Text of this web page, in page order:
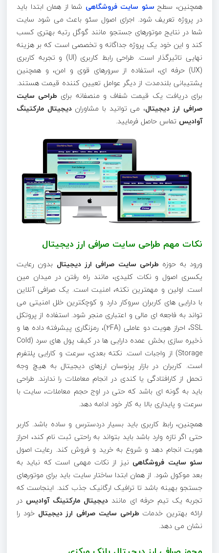
همچنین، سطح سئو سایت فروشگاهی شما از همان ابتدا باید
در پروژه تعریف شود. اجرای اصول سئو باعث می شود سایت
شما در نتایج موتورهای جستجو مانند گوگل رتبه بهتری کسب
کند و این خود یک پروژه جداگانه و تخصصی است که بر هزینه
نهایی تاثیرگذار است. طراحی رابط کاربری (UI) و تجربه کاربری
(UX) حرفه ای، استفاده از سرورهای قوی و امن، و همچنین
پشتیبانی بلندمدت از دیگر عوامل تعیین کننده قیمت هستند.
برای دریافت یک قیمت شفاف و منصفانه برای طراحی سایت
صرافی ارز دیجیتال، می توانید با مشاوراندیجیتال مارکتینگ
آوادیس تماس حاصل فرمایید.
نکات مهم طراحی سایت صرافی ارز دیجیتال
ورود به حوزه طراحی سایت صرافی ارز دیجیتال بدون رعایت
یکسری اصول و نکات کلیدی، مانند راه رفتن در میدان مین
است. اولین و مهمترین نکته، امنیت است. یک صرافی آنلاین
با دارایی های کاربران سروکار دارد و کوچکترین خلل امنیتی می
تواند به فاجعه ای مالی و اعتباری منجر شود. استفاده از پروتکل
SSL، احراز هویت دو عاملی (2FA)، رمزنگاری پیشرفته داده ها و
ذخیره سازی بخش عمده دارایی ها در کیف پول های سرد (Cold
Storage) از واجبات است. نکته بعدی، سرعت و کارایی پلتفرم
است. کاربران در بازار پرنوسان ارزهای دیجیتال به هیچ وجه
تحمل از کارافتادگی یا کندی در انجام معاملات را ندارند. طراحی
باید به گونه ای باشد که حتی در اوج حجم معاملات، سایت با
سرعت و پایداری بالا به کار خود ادامه دهد.
همچنین، رابط کاربری باید بسیار دردسترس و ساده باشد. کاربر
حتی اگر تازه وارد باشد باید بتواند به راحتی ثبت نام کند، احراز
هویت انجام دهد و شروع به خرید و فروش کند. رعایت اصول
سئو سایت فروشگاهی نیز از نکات مهمی است که نباید به
بعد موکول شود. از همان ابتدا ساختار سایت باید برای موتورهای
جستجو بهینه باشد تا ترافیک ارگانیک جذب کند. اینجاست که
تجربه یک تیم حرفه ای مانند دیجیتال مارکتینگ آوادیس در
ارائه بهترین خدمات طراحی سایت صرافی ارز دیجیتال خود را
نشان می دهد.